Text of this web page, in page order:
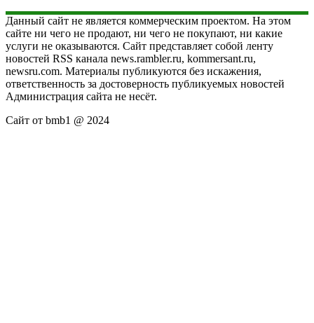
Данный сайт не является коммерческим проектом. На этом
сайте ни чего не продают, ни чего не покупают, ни какие
услуги не оказываются. Сайт представляет собой ленту
новостей RSS канала news.rambler.ru, kommersant.ru,
newsru.com. Материалы публикуются без искажения,
ответственность за достоверность публикуемых новостей
Администрация сайта не несёт.
Сайт от bmb1 @ 2024